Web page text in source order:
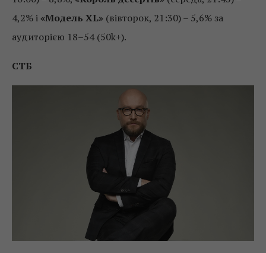
4,2% і «Модель XL» (вівторок, 21:30) – 5,6% за
аудиторією 18–54 (50k+).
СТБ